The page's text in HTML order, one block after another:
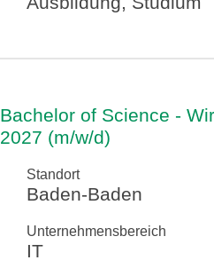
Bachelor of Science -
2027 (m/w/d)
Standort
Baden-Baden
Unternehmensbereich
IT